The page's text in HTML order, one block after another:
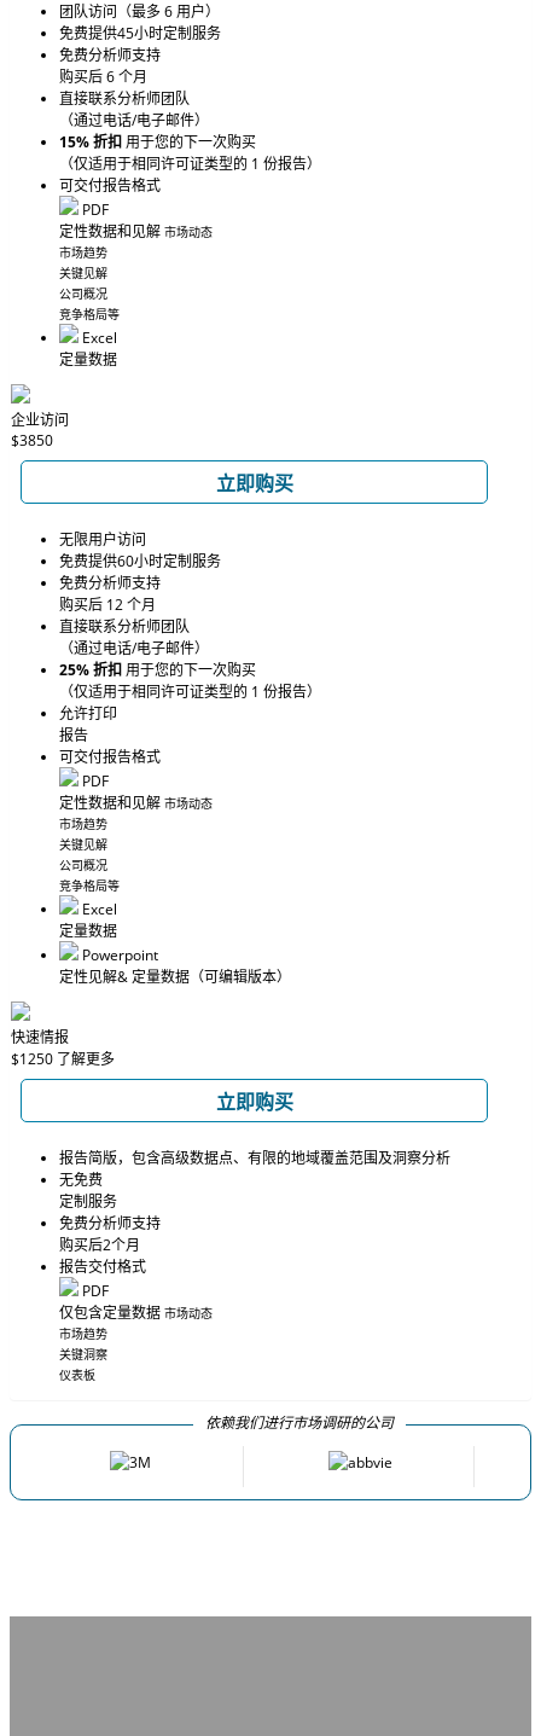
团队访问（最多 6 用户）
免费提供45小时定制服务
免费分析师支持
购买后 6 个月
直接联系分析师团队
（通过电话/电子邮件）
15% 折扣用于您的下一次购买
（仅适用于相同许可证类型的 1 份报告）
可交付报告格式
PDF
定性数据和见解 市场动态
市场趋势
关键见解
公司概况
竞争格局等
Excel
定量数据
企业访问
$3850
立即购买
无限用户访问
免费提供60小时定制服务
免费分析师支持
购买后 12 个月
直接联系分析师团队
（通过电话/电子邮件）
25% 折扣用于您的下一次购买
（仅适用于相同许可证类型的 1 份报告）
允许打印
报告
可交付报告格式
PDF
定性数据和见解 市场动态
市场趋势
关键见解
公司概况
竞争格局等
Excel
定量数据
Powerpoint
定性见解& 定量数据 （可编辑版本）
快速情报
$1250 了解更多
立即购买
报告简版，包含高级数据点、有限的地域覆盖范围及洞察分析
无免费
定制服务
免费分析师支持
购买后2个月
报告交付格式
PDF
仅包含定量数据 市场动态
市场趋势
关键洞察
仪表板
依赖我们进行市场调研的公司